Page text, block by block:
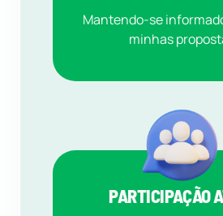
Mantendo-se
minhas
PARTICIPAÇÃO